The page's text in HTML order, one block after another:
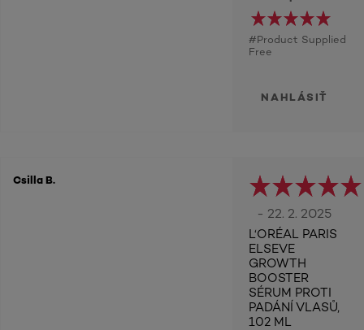
#Product Supplied
Free
NAHLÁSIŤ
Csilla B.
- 22. 2. 2025
L‘ORÉAL PARIS
ELSEVE
GROWTH
BOOSTER
SÉRUM PROTI
PADÁNÍ VLASŮ,
102 ML